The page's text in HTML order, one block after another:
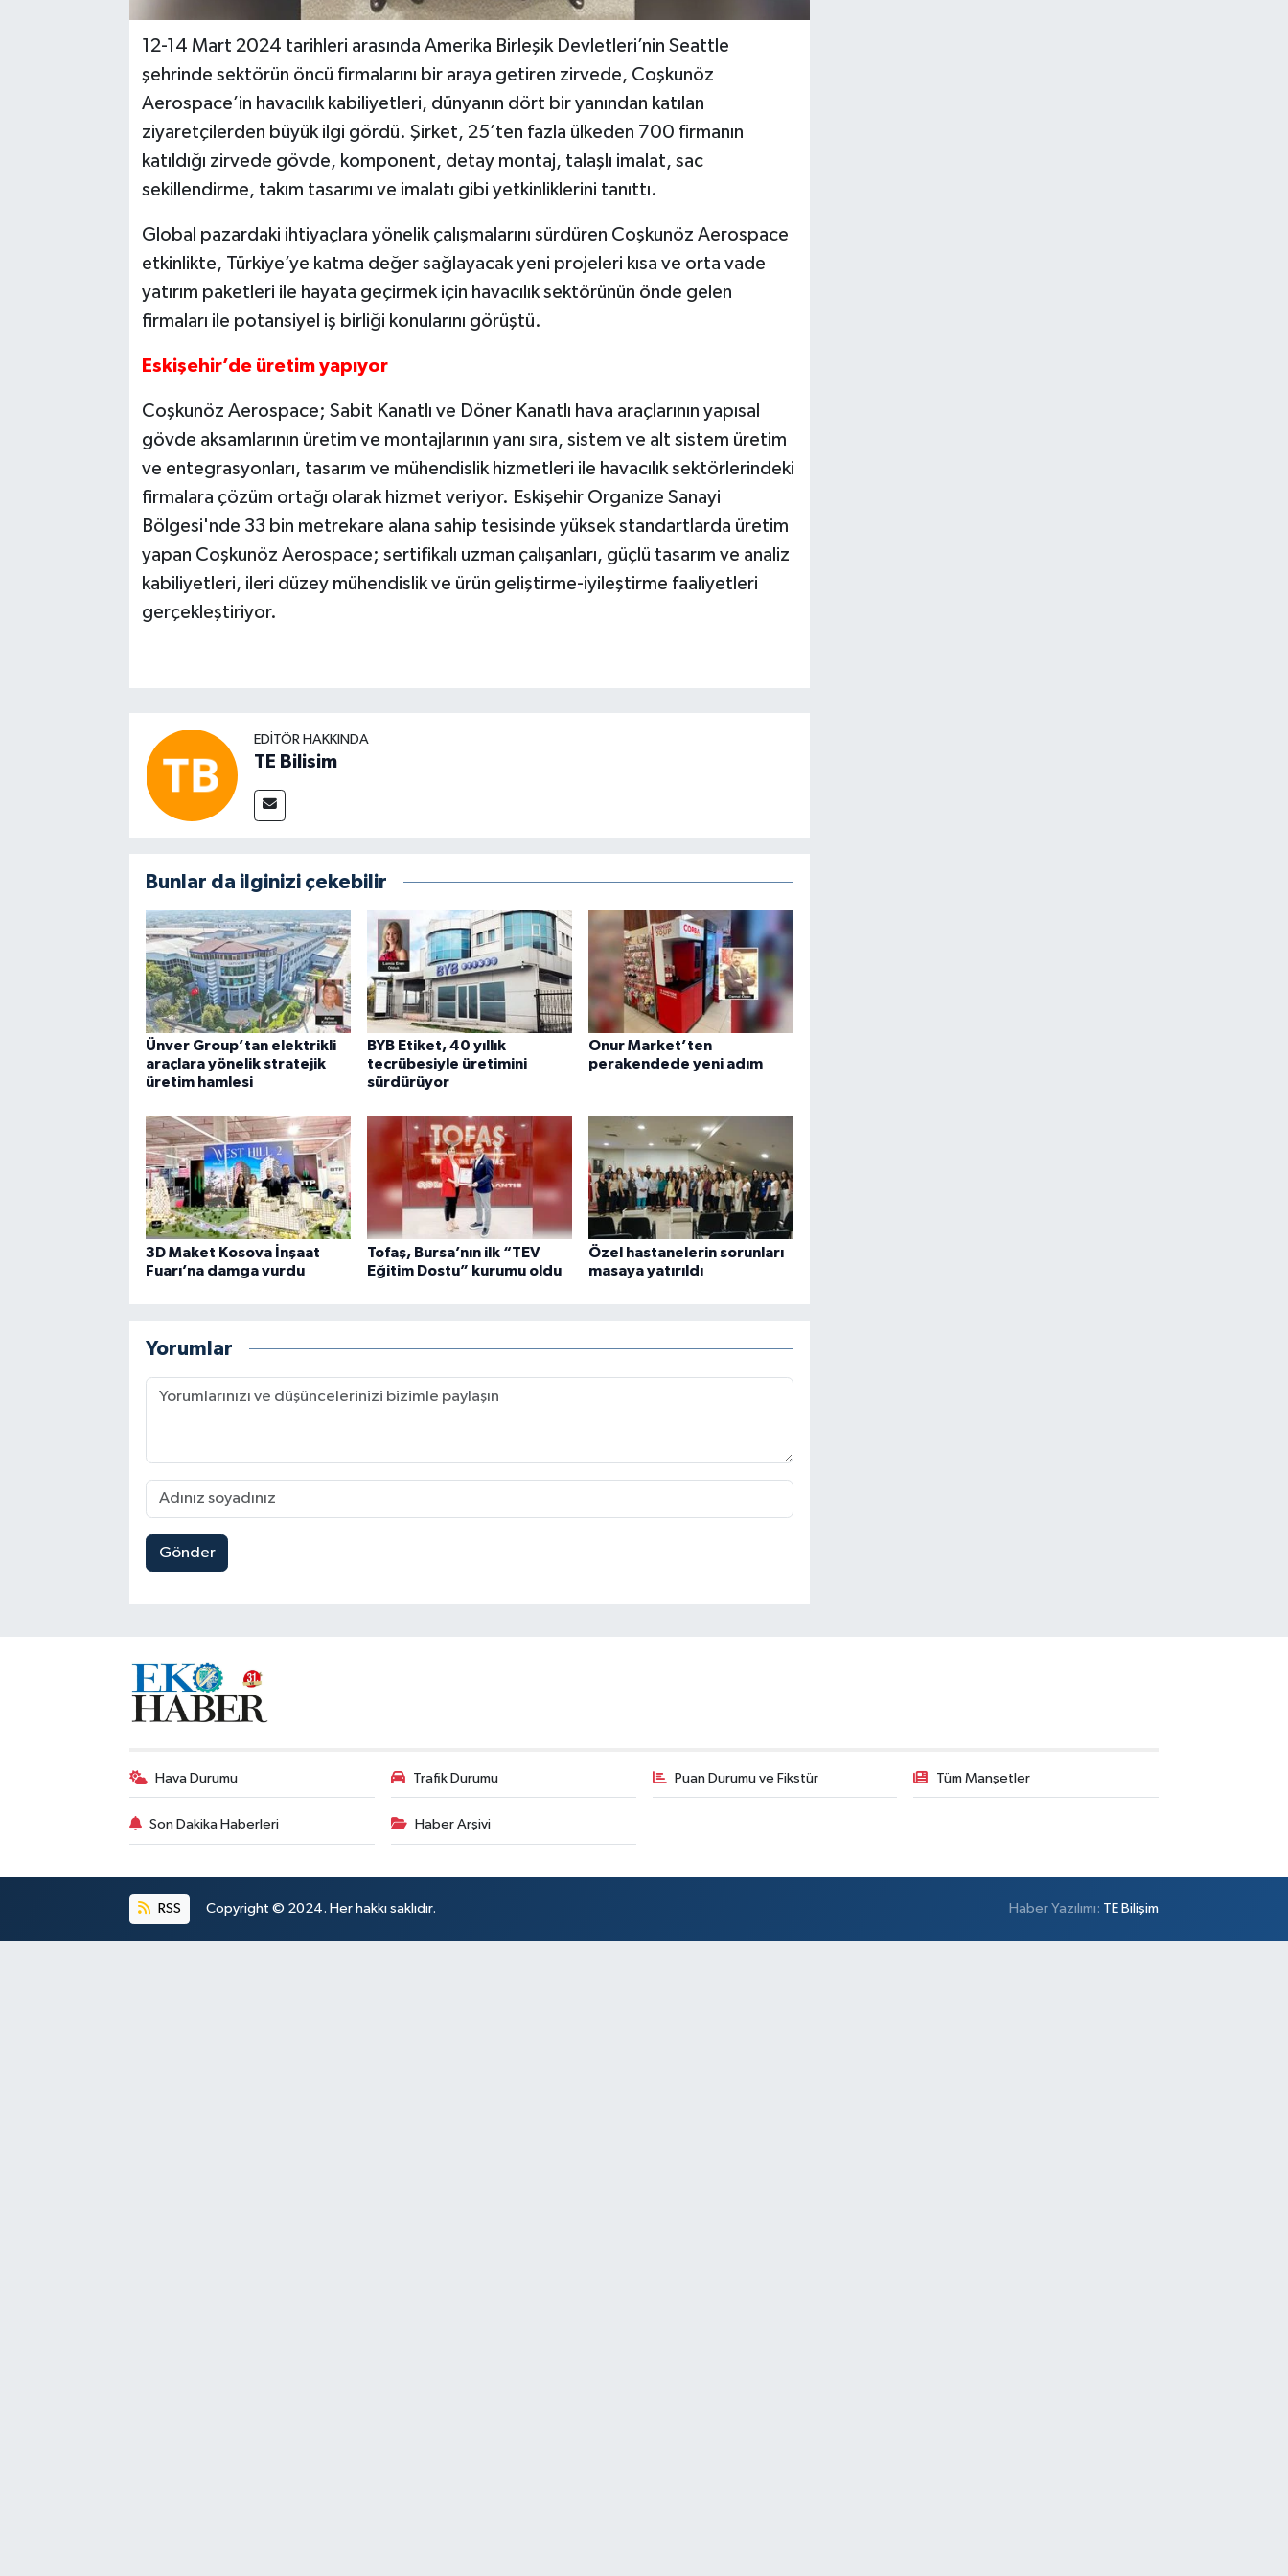
12-14 Mart 2024 tarihleri arasında Amerika Birleşik Devletleri’nin Seattle
şehrinde sektörün öncü firmalarını bir araya getiren zirvede, Coşkunöz
Aerospace’in havacılık kabiliyetleri, dünyanın dört bir yanından katılan
ziyaretçilerden büyük ilgi gördü. Şirket, 25’ten fazla ülkeden 700 firmanın
katıldığı zirvede gövde, komponent, detay montaj, talaşlı imalat, sac
sekillendirme, takım tasarımı ve imalatı gibi yetkinliklerini tanıttı.
Global pazardaki ihtiyaçlara yönelik çalışmalarını sürdüren Coşkunöz Aerospace
etkinlikte, Türkiye’ye katma değer sağlayacak yeni projeleri kısa ve orta vade
yatırım paketleri ile hayata geçirmek için havacılık sektörünün önde gelen
firmaları ile potansiyel iş birliği konularını görüştü.
Eskişehir’de üretim yapıyor
Coşkunöz Aerospace; Sabit Kanatlı ve Döner Kanatlı hava araçlarının yapısal
gövde aksamlarının üretim ve montajlarının yanı sıra, sistem ve alt sistem üretim
ve entegrasyonları, tasarım ve mühendislik hizmetleri ile havacılık sektörlerindeki
firmalara çözüm ortağı olarak hizmet veriyor. Eskişehir Organize Sanayi
Bölgesi'nde 33 bin metrekare alana sahip tesisinde yüksek standartlarda üretim
yapan Coşkunöz Aerospace; sertifikalı uzman çalışanları, güçlü tasarım ve analiz
kabiliyetleri, ileri düzey mühendislik ve ürün geliştirme-iyileştirme faaliyetleri
gerçekleştiriyor.
EDITÖR HAKKINDA
TE Bilisim
Bunlar da ilginizi çekebilir
Ünver Group’tan elektrikli
araçlara yönelik stratejik
üretim hamlesi
BYB Etiket, 40 yıllık
tecrübesiyle üretimini
sürdürüyor
Onur Market’ten
perakendede yeni adım
3D Maket Kosova İnşaat
Fuarı’na damga vurdu
Tofaş, Bursa’nın ilk “TEV
Eğitim Dostu” kurumu oldu
Özel hastanelerin sorunları
masaya yatırıldı
Yorumlar
Gönder
Hava Durumu Trafik Durumu Puan Durumu ve Fikstür Tüm Manşetler
Son Dakika Haberleri Haber Arşivi
RSS Copyright © 2024. Her hakkı saklıdır. Haber Yazılımı: TE Bilişim